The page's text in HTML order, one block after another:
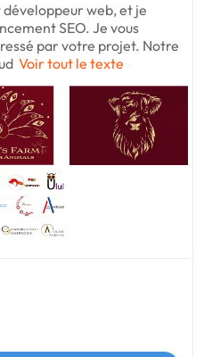
web, et je
SEO. Je vous
par votre projet. Notre
Voir tout le texte